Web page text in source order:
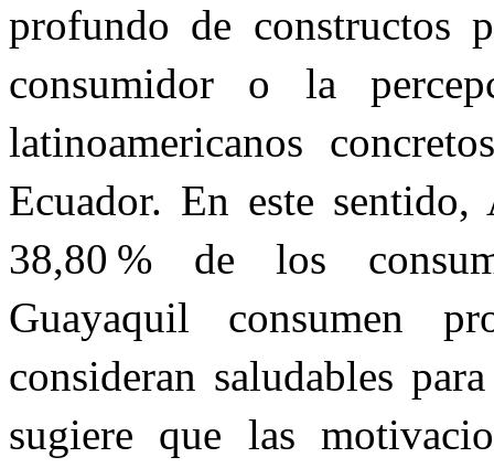
profundo de constructos
consumidor o la
latinoamericanos
Ecuador. En este
38,80 % de los
Guayaquil consumen
consideran saludables
sugiere que las